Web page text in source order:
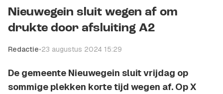
Kopieer link
Nieuwegein sluit wegen af om
drukte door afsluiting A2
Redactie•23 augustus 2024 15:29
De gemeente Nieuwegein sluit vrijdag op
sommige plekken korte tijd wegen af. Op X